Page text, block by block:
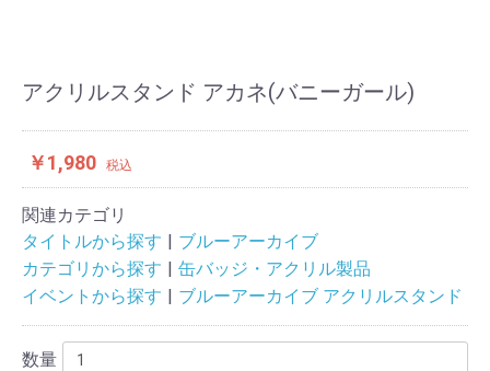
アクリルスタンド アカネ(バニーガール)
￥1,980 税込
関連カテゴリ
タイトルから探す
ブルーアーカイブ
カテゴリから探す
缶バッジ・アクリル製品
イベントから探す
ブルーアーカイブ アクリルスタンド
数量